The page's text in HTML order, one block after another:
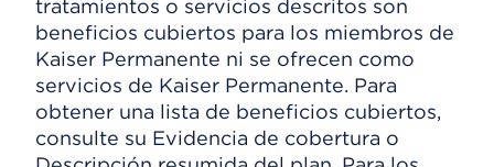
tratamientos o servicios descritos son
beneficios cubiertos para los miembros de
Kaiser Permanente ni se ofrecen como
servicios de Kaiser Permanente. Para
obtener una lista de beneficios cubiertos,
consulte su Evidencia de cobertura o